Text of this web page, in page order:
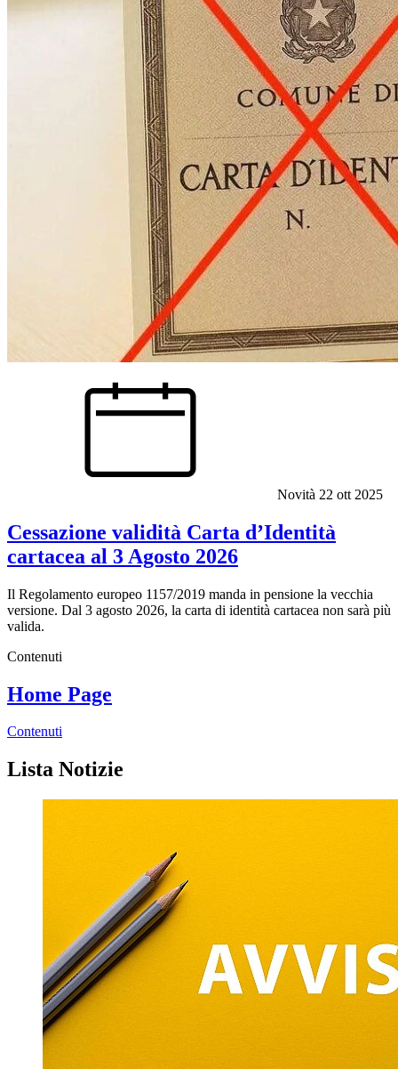
Novità 22 ott 2025
Cessazione validità Carta d’Identità
cartacea al 3 Agosto 2026
Il Regolamento europeo 1157/2019 manda in pensione la vecchia
versione. Dal 3 agosto 2026, la carta di identità cartacea non sarà più
valida.
Contenuti
Home Page
Contenuti
Lista Notizie